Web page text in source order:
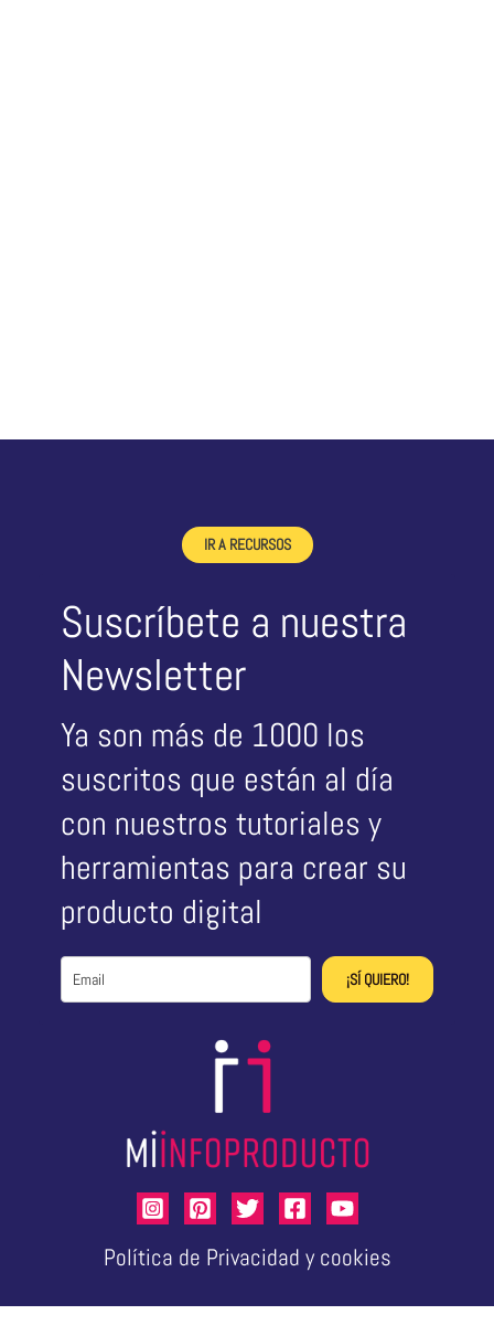
IR A RECURSOS
Suscríbete a nuestra
Newsletter
Ya son más de 1000 los
suscritos que están al día
con nuestros tutoriales y
herramientas para crear su
producto digital
¡SÍ QUIERO!
Política de Privacidad y cookies